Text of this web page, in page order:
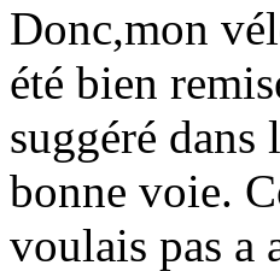
Donc,mon
été bien
suggéré
bonne voie.
voulais pas a